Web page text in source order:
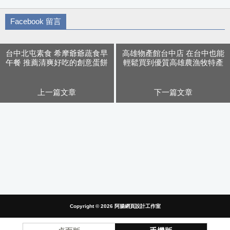
Facebook 留言
台中北屯素食 希摩爺爺蔬食早
午餐 推薦清爽好吃的創意蛋餅
上一篇文章
高雄物產館台中店 在台中也能
輕鬆買到優質高雄農漁牧特產
下一篇文章
Copyright © 2026 阿腸網頁設計工作室